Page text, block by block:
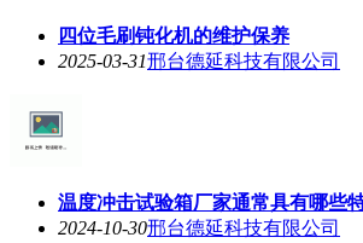
四位毛刷钝化机的维护保养
2025-03-31邢台德延科技有限公司
温度冲击试验箱厂家通常具有哪些
2024-10-30邢台德延科技有限公司